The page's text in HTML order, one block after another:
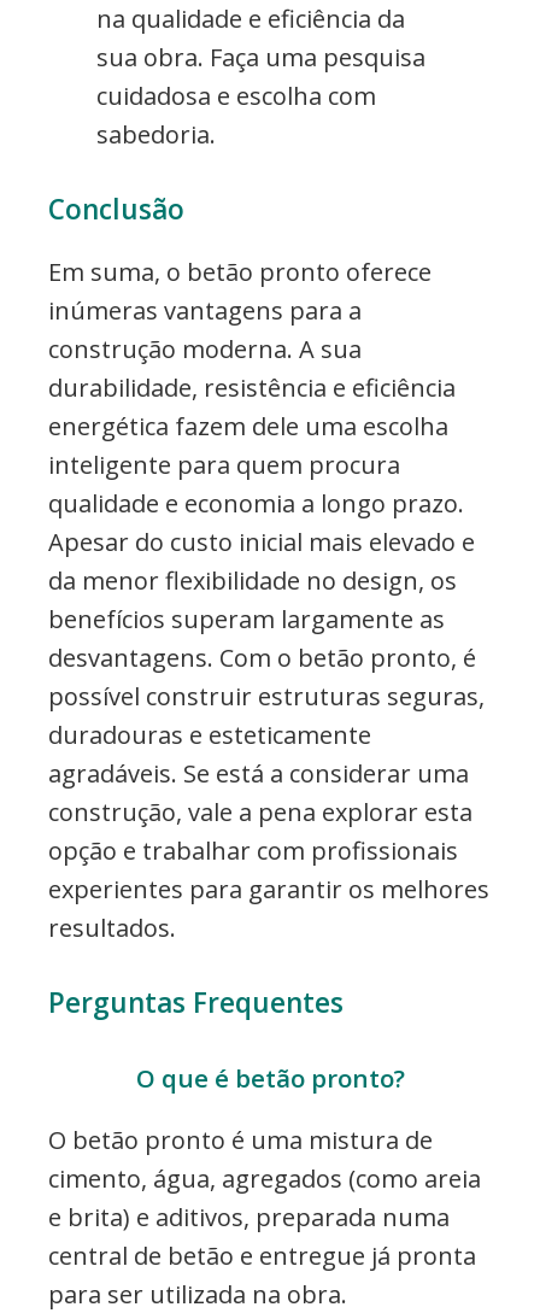
na qualidade e eficiência da
sua obra. Faça uma pesquisa
cuidadosa e escolha com
sabedoria.
Conclusão
Em suma, o betão pronto oferece
inúmeras vantagens para a
construção moderna. A sua
durabilidade, resistência e eficiência
energética fazem dele uma escolha
inteligente para quem procura
qualidade e economia a longo prazo.
Apesar do custo inicial mais elevado e
da menor flexibilidade no design, os
benefícios superam largamente as
desvantagens. Com o betão pronto, é
possível construir estruturas seguras,
duradouras e esteticamente
agradáveis. Se está a considerar uma
construção, vale a pena explorar esta
opção e trabalhar com profissionais
experientes para garantir os melhores
resultados.
Perguntas Frequentes
O que é betão pronto?
O betão pronto é uma mistura de
cimento, água, agregados (como areia
e brita) e aditivos, preparada numa
central de betão e entregue já pronta
para ser utilizada na obra.